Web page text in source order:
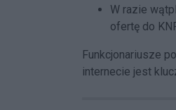
W razie
ofertę do
Funkcjonariusze
internecie jest